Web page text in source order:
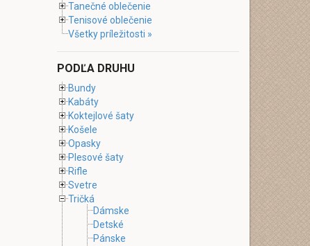
Tanečné oblečenie
Tenisové oblečenie
Všetky príležitosti »
PODĽA DRUHU
Bundy
Kabáty
Koktejlové šaty
Košele
Opasky
Plesové šaty
Rifle
Svetre
Tričká
Dámske
Detské
Pánske